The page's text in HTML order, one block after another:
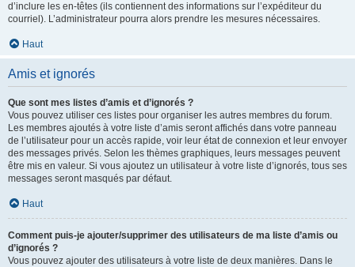
d’inclure les en-têtes (ils contiennent des informations sur l’expéditeur du
courriel). L’administrateur pourra alors prendre les mesures nécessaires.
Haut
Amis et ignorés
Que sont mes listes d’amis et d’ignorés ?
Vous pouvez utiliser ces listes pour organiser les autres membres du forum.
Les membres ajoutés à votre liste d’amis seront affichés dans votre panneau
de l’utilisateur pour un accès rapide, voir leur état de connexion et leur envoyer
des messages privés. Selon les thèmes graphiques, leurs messages peuvent
être mis en valeur. Si vous ajoutez un utilisateur à votre liste d’ignorés, tous ses
messages seront masqués par défaut.
Haut
Comment puis-je ajouter/supprimer des utilisateurs de ma liste d’amis ou
d’ignorés ?
Vous pouvez ajouter des utilisateurs à votre liste de deux manières. Dans le